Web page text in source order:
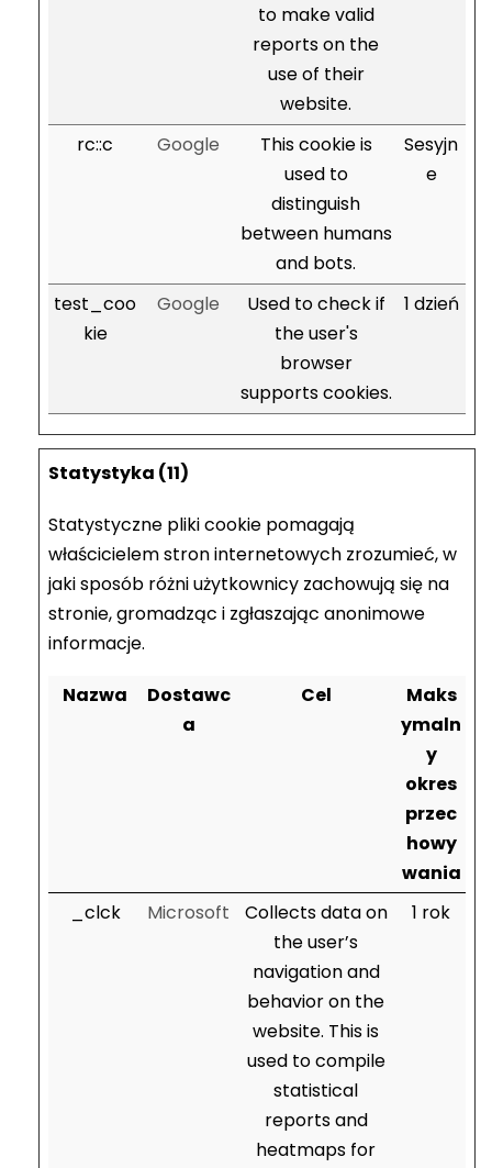
to make valid
reports on the
use of their
website.
rc::c Google
This cookie is
used to
distinguish
between humans
and bots.
Sesyjn
e
test_coo
kie
Google
Used to check if
the user's
browser
supports cookies.
1 dzień
Statystyka (11)
Statystyczne pliki cookie pomagają
właścicielem stron internetowych zrozumieć, w
jaki sposób różni użytkownicy zachowują się na
stronie, gromadząc i zgłaszając anonimowe
informacje.
Nazwa
Dostawc
a
Cel
Maks
ymaln
y
okres
przec
howy
wania
_clck
Microsoft
Collects data on
the user’s
navigation and
behavior on the
website. This is
used to compile
statistical
reports and
heatmaps for
1 rok